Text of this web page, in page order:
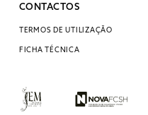
CONTACTOS
TERMOS DE UTILIZAÇÃO
FICHA TÉCNICA